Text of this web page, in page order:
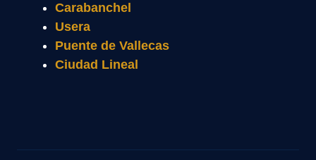
Carabanchel
Usera
Puente de Vallecas
Ciudad Lineal